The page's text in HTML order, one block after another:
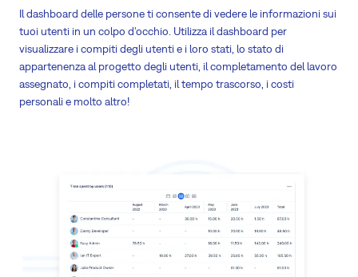
Il dashboard delle persone ti consente di vedere le informazioni sui
tuoi utenti in un colpo d'occhio. Utilizza il dashboard per
visualizzare i compiti degli utenti e i loro stati, lo stato di
appartenenza al progetto degli utenti, il completamento del lavoro
assegnato, i compiti completati, il tempo trascorso, i costi
personali e molto altro!